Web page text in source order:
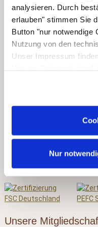
analysieren. Durch
erlauben" stimmen Sie
Button "nur notwendige
Nutzung von den
Unser Impressum
Nur
Unsere
▶ Haus & Garten
▶ Carports & Häuser
▶ Rohholz
Unsere
Unsere